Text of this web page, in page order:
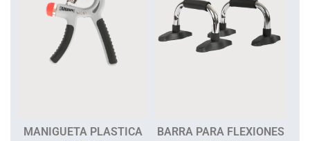
MANIGUETA PLASTICA
BARRA PARA FLEXIONES